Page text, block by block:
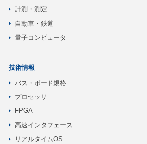
計測・測定
自動車・鉄道
量子コンピュータ
技術情報
バス・ボード規格
プロセッサ
FPGA
高速インタフェース
リアルタイムOS